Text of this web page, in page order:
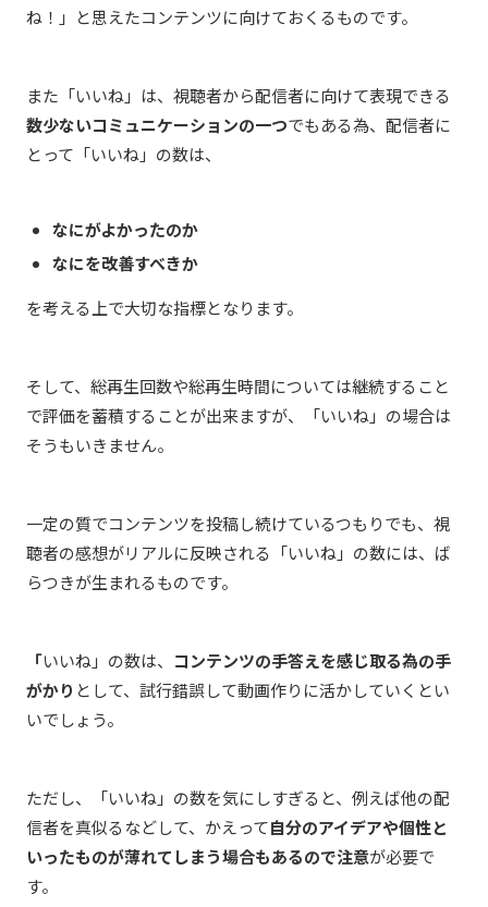
ね！」と思えたコンテンツに向けておくるものです。
また「いいね」は、視聴者から配信者に向けて表現できる
数少ないコミュニケーションの一つでもある為、配信者に
とって「いいね」の数は、
なにがよかったのか
なにを改善すべきか
を考える上で大切な指標となります。
そして、総再生回数や総再生時間については継続すること
で評価を蓄積することが出来ますが、「いいね」の場合は
そうもいきません。
一定の質でコンテンツを投稿し続けているつもりでも、視
聴者の感想がリアルに反映される「いいね」の数には、ば
らつきが生まれるものです。
「いいね」の数は、 コンテンツの手答えを感じ取る為の手
がかり として、試行錯誤して動画作りに活かしていくとい
いでしょう。
ただし、「いいね」の数を気にしすぎると、例えば他の配
信者を真似るなどして、かえって自分のアイデアや個性と
いったものが薄れてしまう場合もあるので注意が必要で
す。